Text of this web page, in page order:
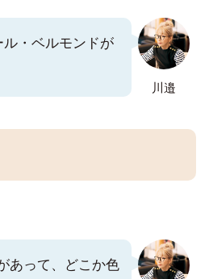
川邉
・ベルモンドが
あって、どこか色